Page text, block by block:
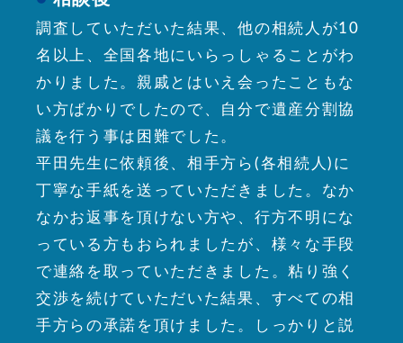
調査していただいた結果、他の相続人が10
名以上、全国各地にいらっしゃることがわ
かりました。親戚とはいえ会ったこともな
い方ばかりでしたので、自分で遺産分割協
議を行う事は困難でした。
平田先生に依頼後、相手方ら(各相続人)に
丁寧な手紙を送っていただきました。なか
なかお返事を頂けない方や、行方不明にな
っている方もおられましたが、様々な手段
で連絡を取っていただきました。粘り強く
交渉を続けていただいた結果、すべての相
手方らの承諾を頂けました。しっかりと説